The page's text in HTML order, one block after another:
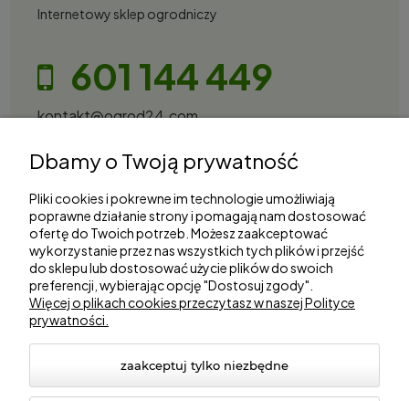
Internetowy sklep ogrodniczy
601 144 449
kontakt@ogrod24.com
Gorzowska 27, 66-530 Trzebicz
Zakupy
Informacje
Marki
Dbamy o Twoją prywatność
Pliki cookies i pokrewne im technologie umożliwiają
poprawne działanie strony i pomagają nam dostosować
ofertę do Twoich potrzeb. Możesz zaakceptować
wykorzystanie przez nas wszystkich tych plików i przejść
do sklepu lub dostosować użycie plików do swoich
preferencji, wybierając opcję "Dostosuj zgody".
Więcej o plikach cookies przeczytasz w naszej Polityce
prywatności.
zaakceptuj tylko niezbędne